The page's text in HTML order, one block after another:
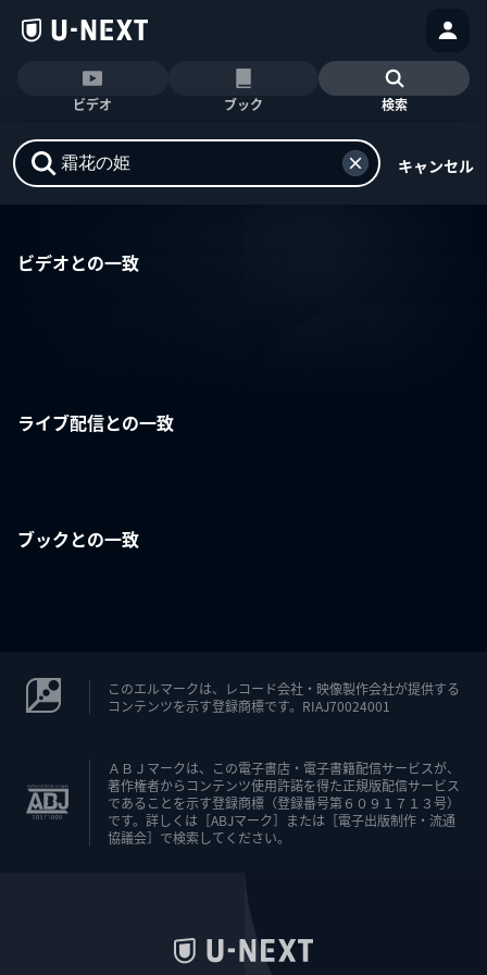
ビデオ ブック 検索
キャンセル
ビデオとの一致
ライブ配信との一致
ブックとの一致
このエルマークは、レコード会社・映像製作会社が提供する
コンテンツを示す登録商標です。RIAJ70024001
ＡＢＪマークは、この電子書店・電子書籍配信サービスが、
著作権者からコンテンツ使用許諾を得た正規版配信サービス
であることを示す登録商標（登録番号第６０９１７１３号）
です。詳しくは［ABJマーク］または［電子出版制作・流通
協議会］で検索してください。